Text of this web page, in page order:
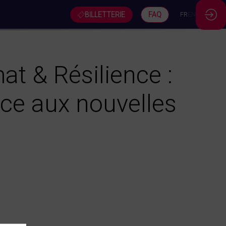
BILLETTERIE FAQ FR
& Résilience :
aux nouvelles